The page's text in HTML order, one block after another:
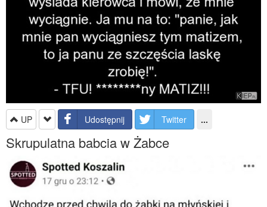
UP Udostępnij Twitter ...
Skrupulatna babcia w Żabce